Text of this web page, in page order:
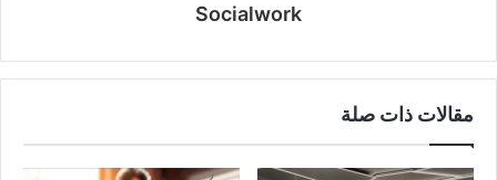
Socialwork
مقالات ذات صلة